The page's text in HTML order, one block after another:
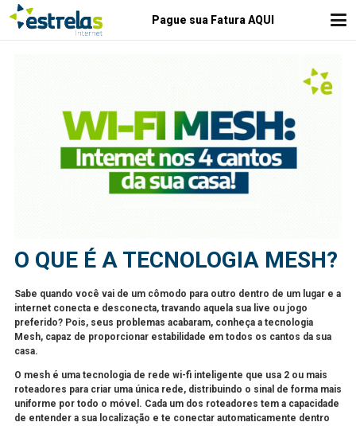
Pague sua Fatura AQUI
O QUE É A TECNOLOGIA MESH?
Sabe quando você vai de um cômodo para outro dentro de um lugar e a
internet conecta e desconecta, travando aquela sua live ou jogo
preferido? Pois, seus problemas acabaram, conheça a tecnologia
Mesh, capaz de proporcionar estabilidade em todos os cantos da sua
casa.
O mesh é uma tecnologia de rede wi-fi inteligente que usa 2 ou mais
roteadores para criar uma única rede, distribuindo o sinal de forma mais
uniforme por todo o móvel. Cada um dos roteadores tem a capacidade
de entender a sua localização e te conectar automaticamente dentro